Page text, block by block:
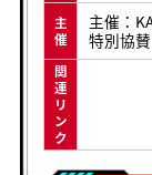
主
催
主催：
特別協
関
連
リ
ン
ク